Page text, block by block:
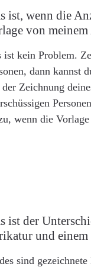
ist, wenn die
von
ist kein Problem.
dann kannst
Zeichnung
wenn die
ist der
und einem
sind